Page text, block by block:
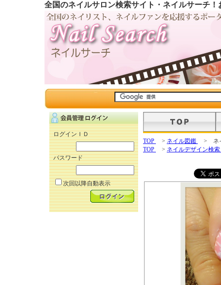
全国のネイルサロン検索サイト・ネイルサーチ
ログインＩＤ
パスワード
次回以降自動表示
TOP > ネイル図鑑
> ネ
TOP
> ネイルデザイン検索